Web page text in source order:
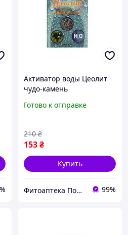
Активатор воды Цеолит
чудо-камень
500 г
Готово к отправке
153₴
210 ₴
Купить
Фитоаптека Подарки Природы 99%